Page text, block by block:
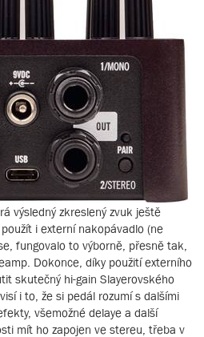
výsledný zkreslený zvuk ještě
i externí nakopávadlo (ne
fungovalo to výborně, přesně tak,
Dokonce, díky použití externího
skutečný hi-gain Slayerovského
i to, že si pedál rozumí s dalšími
všemožné delaye a další
mít ho zapojen ve stereu, třeba v